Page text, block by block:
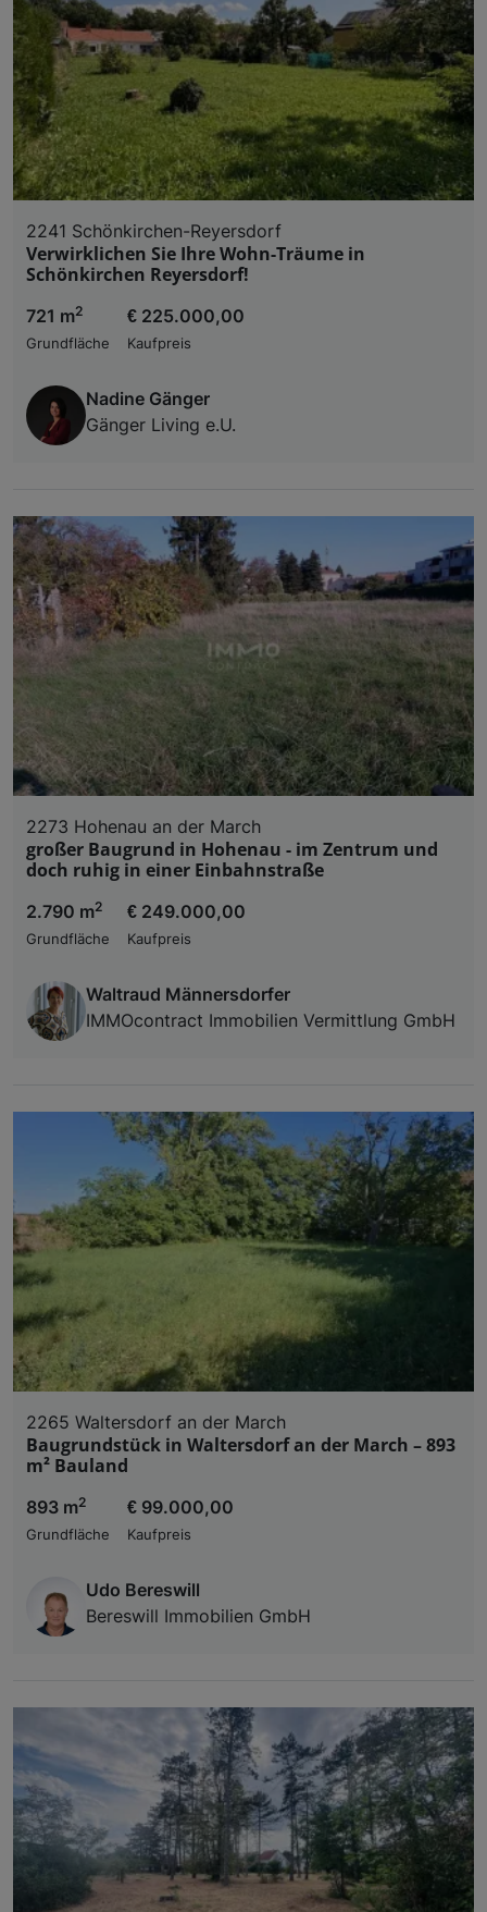
2241 Schönkirchen-Reyersdorf
Verwirklichen Sie Ihre Wohn-Träume in
Schönkirchen Reyersdorf!
721 m2
Grundfläche
€ 225.000,00
Kaufpreis
Nadine Gänger
Gänger Living e.U.
2273 Hohenau an der March
großer Baugrund in Hohenau - im Zentrum und
doch ruhig in einer Einbahnstraße
2.790 m2
Grundfläche
€ 249.000,00
Kaufpreis
Waltraud Männersdorfer
IMMOcontract Immobilien Vermittlung GmbH
2265 Waltersdorf an der March
Baugrundstück in Waltersdorf an der March – 893
m² Bauland
893 m2
Grundfläche
€ 99.000,00
Kaufpreis
Udo Bereswill
Bereswill Immobilien GmbH